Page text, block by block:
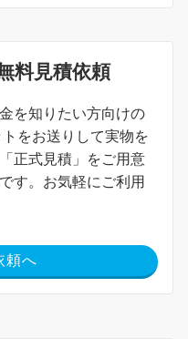
料見積依頼
を知りたい方向けの
をお送りして実物を
正式見積」をご用意
す。お気軽にご利用
頼へ